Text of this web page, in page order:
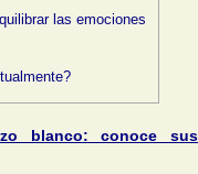
las emociones
blanco: conoce sus